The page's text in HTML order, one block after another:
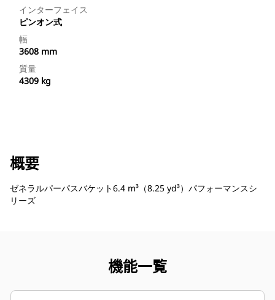
インターフェイス
ピンオン式
幅
3608 mm
質量
4309 kg
概要
ゼネラルパーパスバケット6.4 m³（8.25 yd³）パフォーマンスシ
リーズ
機能一覧